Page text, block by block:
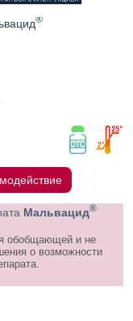
®
Мальвацид®
обобщающей и не
о возможности